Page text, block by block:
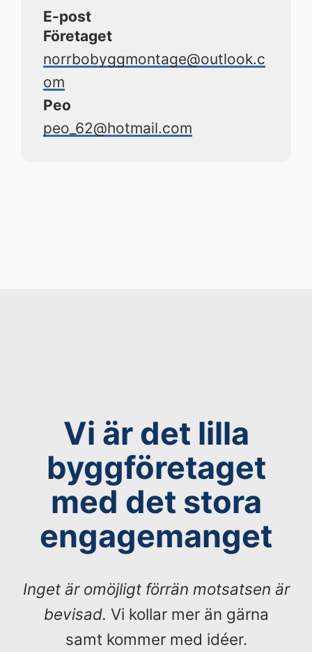
E-post
Företaget
norrbobyggmontage@outlook.c
om
Peo
peo_62@hotmail.com
Vi är det lilla
byggföretaget
med det stora
engagemanget
Inget är omöjligt förrän motsatsen är
bevisad. Vi kollar mer än gärna
samt kommer med idéer.